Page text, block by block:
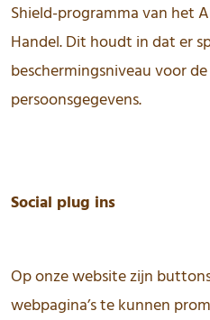
Shield-programma van het
Handel. Dit houdt in dat er
beschermingsniveau voor
persoonsgegevens.
Social plug ins
Op onze website zijn
webpagina’s te kunnen